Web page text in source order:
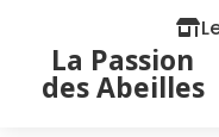
La Passion
des Abeilles